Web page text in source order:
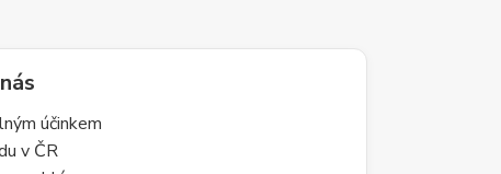
účinkem
v ČR